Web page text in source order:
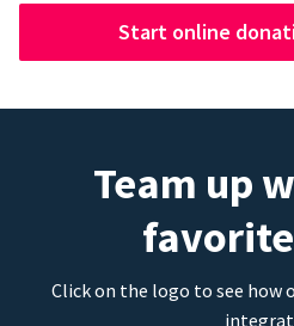
Start online
Team up
Click on the logo to see how